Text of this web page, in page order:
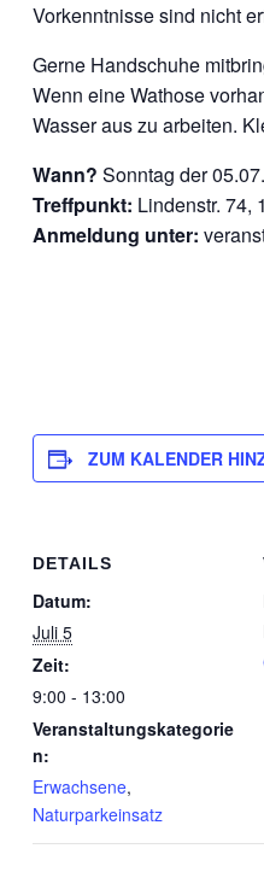
Vorkenntnisse sind nicht
Gerne Handschuhe
Wenn eine Wathose
Wasser aus zu arbeiten.
Wann? Sonntag der
Treffpunkt: Lindenstr. 74,
Anmeldung unter:
ZUM KALENDER
DETAILS
Datum:
Juli 5
Zeit:
9:00 - 13:00
Veranstaltungskategorie
n:
Erwachsene,
Naturparkeinsatz